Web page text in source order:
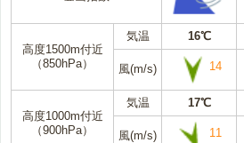
高度1500m付近
（850hPa）
気温 16℃
風(m/s) 14
高度1000m付近
（900hPa）
気温 17℃
風(m/s) 11